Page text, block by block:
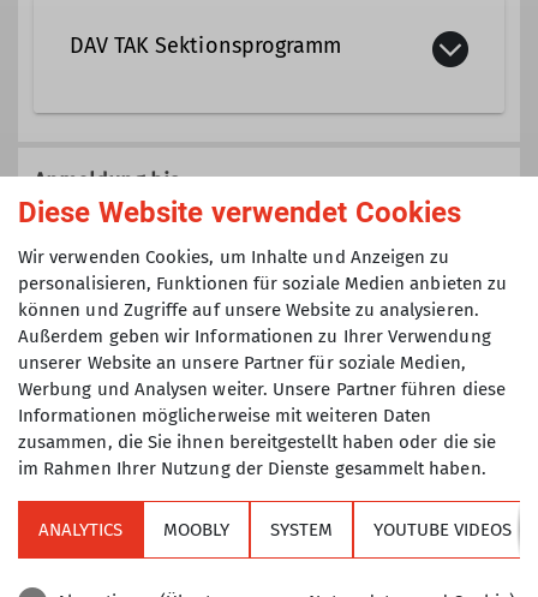
Tourenführerin Ausbilderin
DAV TAK Sektionsprogramm
nicht einer speziellen Gruppe
(Senioren, Klettertreff, Mountainbike,
Anmeldung bis
Maximale Teilnehmeranzahl
4
Diese Website verwendet Cookies
Wir verwenden Cookies, um Inhalte und Anzeigen zu
personalisieren, Funktionen für soziale Medien anbieten zu
können und Zugriffe auf unsere Website zu analysieren.
Außerdem geben wir Informationen zu Ihrer Verwendung
unserer Website an unsere Partner für soziale Medien,
Werbung und Analysen weiter. Unsere Partner führen diese
Informationen möglicherweise mit weiteren Daten
zusammen, die Sie ihnen bereitgestellt haben oder die sie
im Rahmen Ihrer Nutzung der Dienste gesammelt haben.
ANALYTICS MOOBLY SYSTEM YOUTUBE VIDEOS